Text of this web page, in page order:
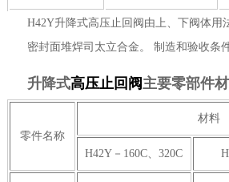
H42Y升降式高压止回阀由上、下阀体用
密封面堆焊司太立合金。 制造和验收条
升降式高压止回阀主要零部件
零件名称
材料
H42Y－160C、320C